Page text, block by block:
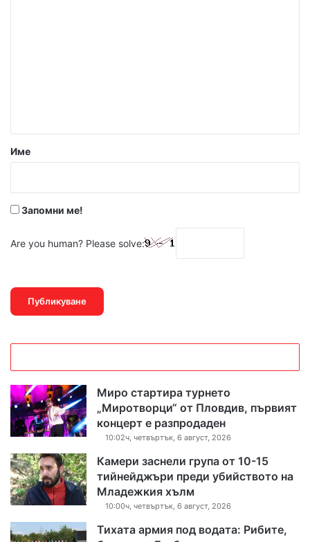
р
Име
Запомни ме!
Are you human? Please solve:
Миро стартира турнето
„Миротворци“ от Пловдив, първият
концерт е разпродаден
10:02ч, четвъртък, 6 август, 2026
Камери заснели група от 10-15
тийнейджъри преди убийството на
Младежкия хълм
10:00ч, четвъртък, 6 август, 2026
Тихата армия под водата: Рибите,